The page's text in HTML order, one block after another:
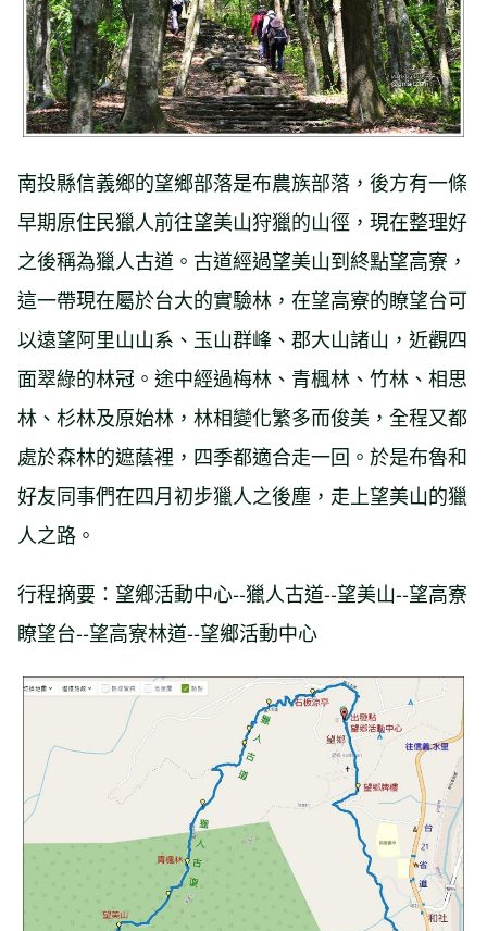
南投縣信義鄉的望鄉部落是布農族部落，後方有一條
早期原住民獵人前往望美山狩獵的山徑，現在整理好
之後稱為獵人古道。古道經過望美山到終點望高寮，
這一帶現在屬於台大的實驗林，在望高寮的瞭望台可
以遠望阿里山山系、玉山群峰、郡大山諸山，近觀四
面翠綠的林冠。途中經過梅林、青楓林、竹林、相思
林、杉林及原始林，林相變化繁多而俊美，全程又都
處於森林的遮蔭裡，四季都適合走一回。於是布魯和
好友同事們在四月初步獵人之後塵，走上望美山的獵
人之路。
行程摘要：望鄉活動中心--獵人古道--望美山--望高寮
瞭望台--望高寮林道--望鄉活動中心